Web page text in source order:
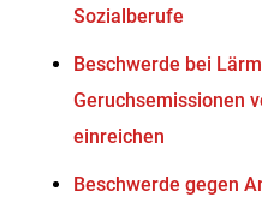
Sozialberufe
Beschwerde bei
Geruchsemissionen
einreichen
Beschwerde gegen